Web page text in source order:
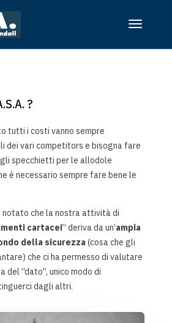
?
tutti i costi vanno sempre
dei vari competitors e bisogna fare
specchietti per le allodole
è necessario sempre fare bene le
notato che la nostra attività di
cartacei” deriva da un’ampia
della sicurezza (cosa che gli
che ci ha permesso di valutare
del “dato”, unico modo di
dagli altri.